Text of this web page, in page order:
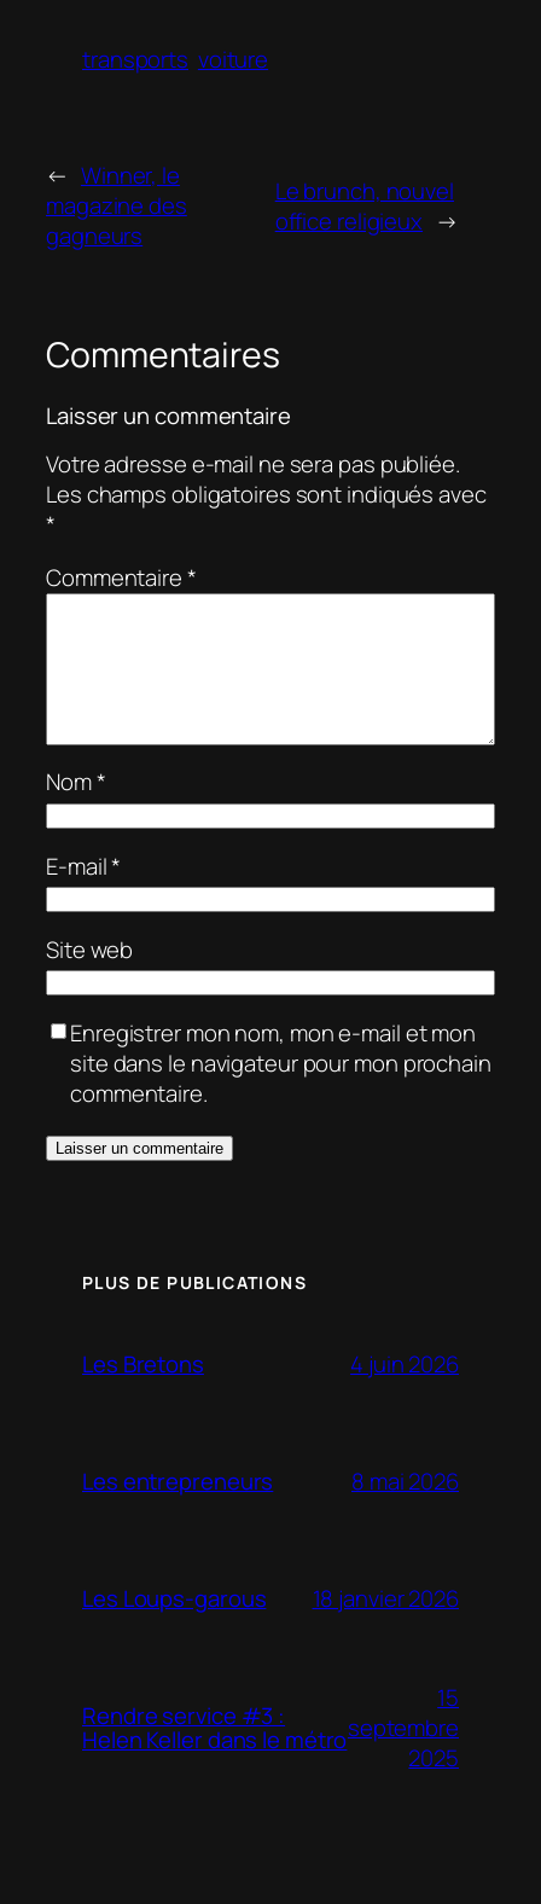
transports voiture
← Winner, le
magazine des
gagneurs
Le brunch, nouvel
office religieux →
Commentaires
Laisser un commentaire
Votre adresse e-mail ne sera pas publiée.
Les champs obligatoires sont indiqués avec
*
Commentaire*
Nom*
E-mail*
Site web
Enregistrer mon nom, mon e-mail et mon
site dans le navigateur pour mon prochain
commentaire.
PLUS DE PUBLICATIONS
Les Bretons 4 juin 2026
Les entrepreneurs 8 mai 2026
Les Loups-garous 18 janvier 2026
Rendre service #3 :
Helen Keller dans le métro
15
septembre
2025